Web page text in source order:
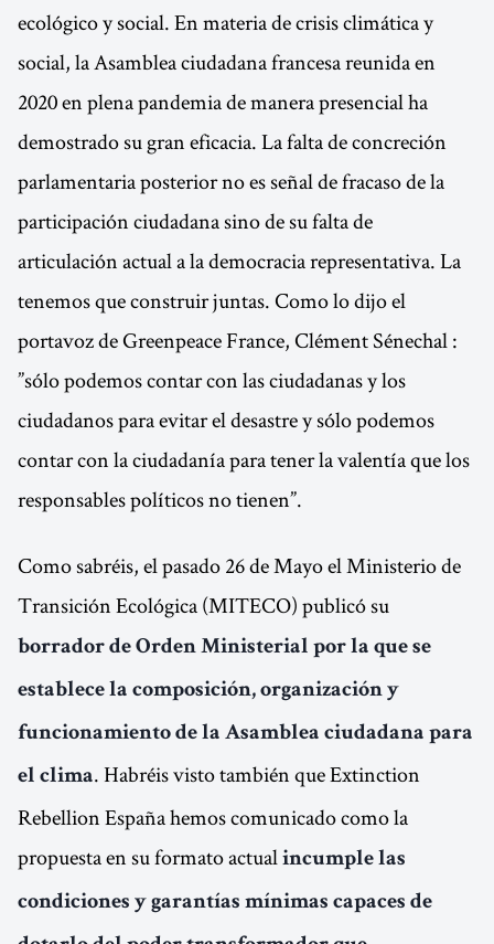
ecológico y social. En materia de crisis climática y
social, la Asamblea ciudadana francesa reunida en
2020 en plena pandemia de manera presencial ha
demostrado su gran eficacia. La falta de concreción
parlamentaria posterior no es señal de fracaso de la
participación ciudadana sino de su falta de
articulación actual a la democracia representativa. La
tenemos que construir juntas. Como lo dijo el
portavoz de Greenpeace France, Clément Sénechal :
”sólo podemos contar con las ciudadanas y los
ciudadanos para evitar el desastre y sólo podemos
contar con la ciudadanía para tener la valentía que los
responsables políticos no tienen”.
Como sabréis, el pasado 26 de Mayo el Ministerio de
Transición Ecológica (MITECO) publicó su
borrador de Orden Ministerial por la que se
establece la composición, organización y
funcionamiento de la Asamblea ciudadana para
el clima. Habréis visto también que Extinction
Rebellion España hemos comunicado como la
propuesta en su formato actual incumple las
condiciones y garantías mínimas capaces de